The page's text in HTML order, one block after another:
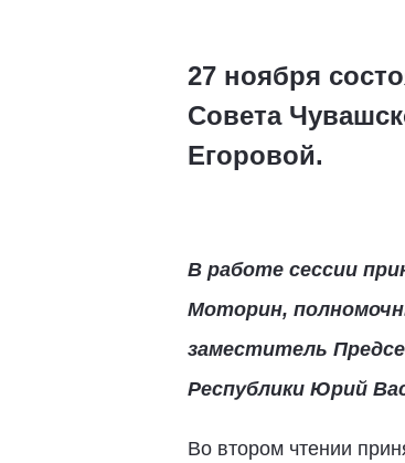
27 ноября
Совета
Егоровой.
В работе сессии
Моторин,
заместитель
Республики Юрий
Во втором чтении